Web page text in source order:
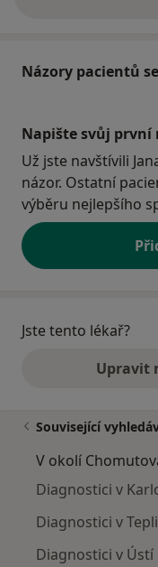
Názory pacientů
Napište svůj první
Už jste navštívili
názor. Ostatní
výběru nejlepšího
Jste tento lékař?
Upravit
Související
V okolí
Diagnostici v
Diagnostici v
Diagnostici v Ústí